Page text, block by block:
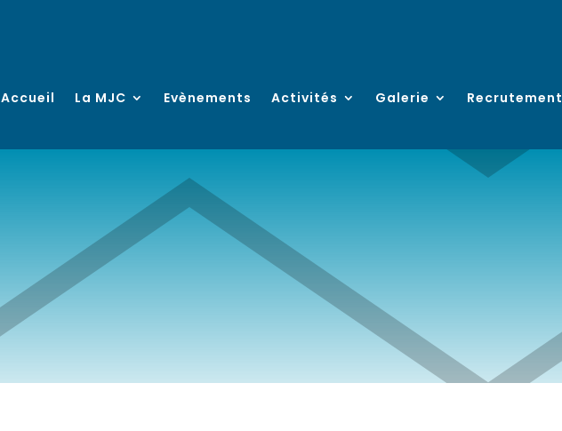
Accueil La MJC Evènements Activités Galerie Recrutement